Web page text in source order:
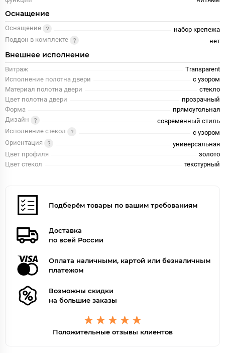
Оснащение
Оснащение
набор крепежа
Поддон в комплекте
нет
Внешнее исполнение
Витраж
Transparent
Исполнение полотна двери
с узором
Материал полотна двери
стекло
Цвет полотна двери
прозрачный
Форма
прямоугольная
Дизайн
современный стиль
Исполнение стекол
с узором
Ориентация
универсальная
Цвет профиля
золото
Цвет стекол
текстурный
Подберём товары по вашим требованиям
Доставка
по всей России
Оплата наличными, картой или безналичным
платежом
Возможны скидки
на большие заказы
Положительные отзывы клиентов